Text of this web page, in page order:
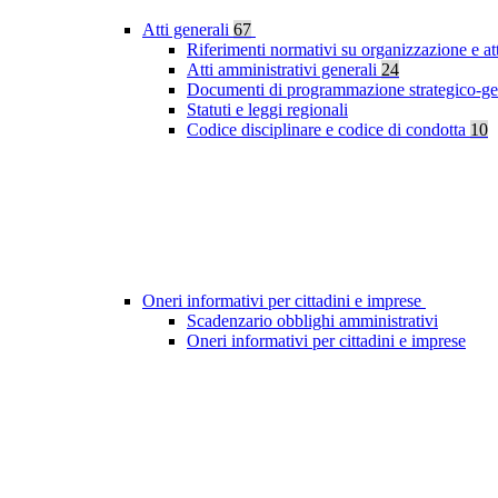
Atti generali 67
Riferimenti normativi su organizzazione e
Atti amministrativi generali 24
Documenti di programmazione strategico-
Statuti e leggi regionali
Codice disciplinare e codice di condotta 10
Oneri informativi per cittadini e imprese
Scadenzario obblighi amministrativi
Oneri informativi per cittadini e imprese